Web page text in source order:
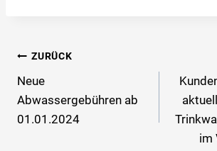
Beitragsnavigation
ZURÜCK
Neue
Abwassergebühren ab
01.01.2024
im